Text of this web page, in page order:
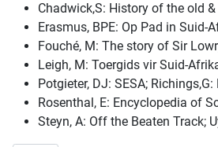
Chadwick,S: History of the old
Erasmus, BPE: Op Pad in Suid-
Fouché, M: The story of Sir
Leigh, M: Toergids vir Suid-
Potgieter, DJ: SESA;
Rosenthal, E: Encyclopedia of
Steyn, A: Off the Beaten Track;